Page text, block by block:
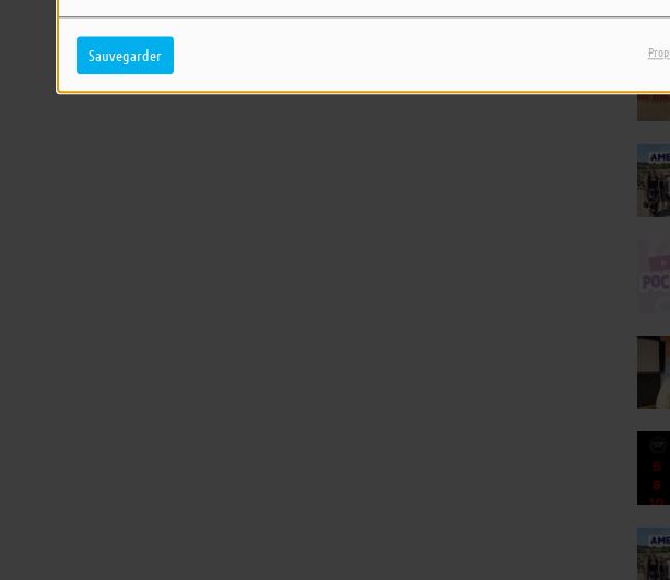
Sauvegarder